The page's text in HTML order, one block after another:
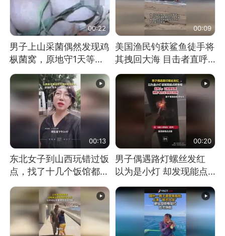
00:22
男子上山采菌偶然发现鸡
枞菌窝，原地守1天等它
长大：挖了140多朵
00:09
美国渔民钓获鲨鱼徒手将
其拽回大海 目击者直呼
震惊 （视频来源：参考
消息）
00:13
东北女子到山西玩错过饭
点，找了十几个饭馆都没
开门：午休到几点
00:20
男子偶遇路灯螺丝发红
以为是小灯 却发现能点
燃香烟 当事人：已报警
处理